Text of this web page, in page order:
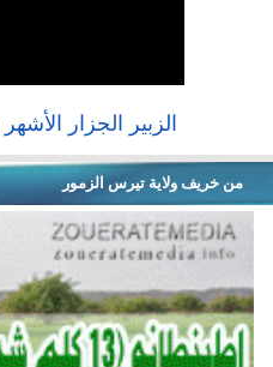
الزبير الجزار
من خريف ولاية تيرس الزمور